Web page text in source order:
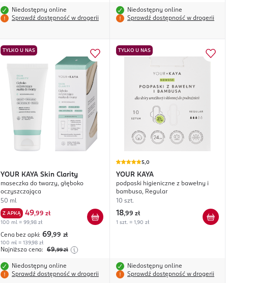
Niedostępny online
Sprawdź dostępność w drogerii
Niedostępny online
Sprawdź dostępność w drogerii
TYLKO U NAS
YOUR KAYA Skin Clarity
maseczka do twarzy, głęboko
oczyszczająca
50 ml
Z APKĄ 49,99 zł
100 ml = 99,98 zł
Cena bez apki: 69,99 zł
100 ml = 139,98 zł
Najniższa cena: 69,99 zł
Niedostępny online
Sprawdź dostępność w drogerii
TYLKO U NAS
5,0
YOUR KAYA
podpaski higieniczne z bawełny i
bambusa, Regular
10 szt.
18,99 zł
1 szt. = 1,90 zł
Niedostępny online
Sprawdź dostępność w drogerii